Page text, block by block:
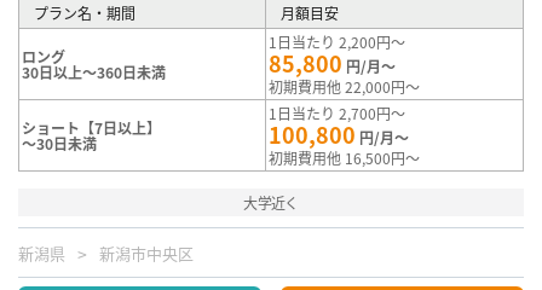
プラン名・期間 月額目安
ロング
30日以上～360日未満
1日当たり 2,200円～
85,800 円/月～
初期費用他 22,000円～
ショート【7日以上】
～30日未満
1日当たり 2,700円～
100,800 円/月～
初期費用他 16,500円～
大学近く
新潟県 新潟市中央区